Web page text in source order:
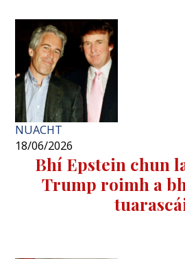
NUACHT
18/06/2026
Bhí Epstein chun
Trump roimh a